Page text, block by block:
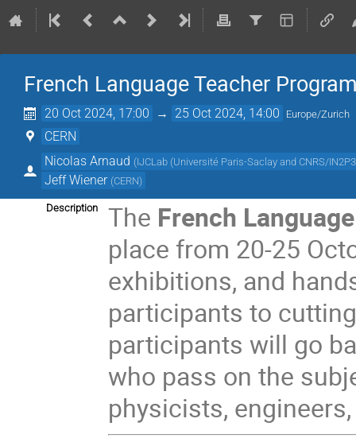
French Language Teacher
20 Oct 2024, 17:00 → 25 Oct 2024, 14:00 Europe/Zurich
CERN
Nicolas Arnaud (IJCLab (Université Paris-Saclay and CNRS/
Jeff Wiener (CERN)
Description The French
place from 20-25
exhibitions, and
participants to
participants will go
who pass on the
physicists,